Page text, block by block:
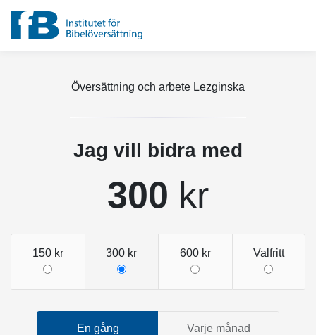
Översättning och arbete Lezginska
Jag vill bidra med
300 kr
150 kr 300 kr 600 kr Valfritt
En gång Varje månad